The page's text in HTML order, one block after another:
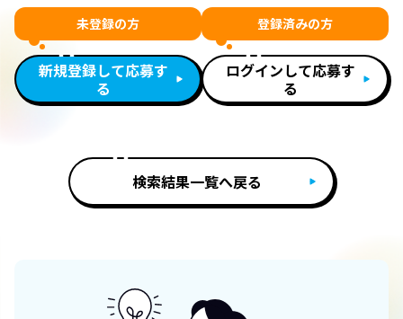
未登録の方
新規登録して応募す
る
登録済みの方
ログインして応募す
る
検索結果一覧へ戻る